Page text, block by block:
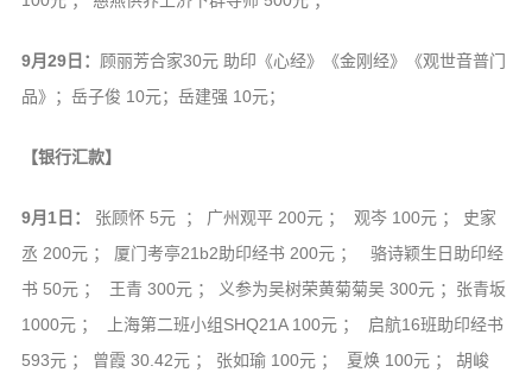
9月29日： 顾丽芳合家30元 助印《心经》《金刚经》《观世音普门
品》；岳子俊 10元；岳建强 10元；
【银行汇款】
9月1日：
张顾怀 5元 ； 广州观平 200元 ； 观岑 100元 ； 史家
丞 200元 ； 厦门考亭21b2助印经书 200元 ； 骆诗颖生日助印经
书 50元 ； 王青 300元 ； 义参为吴树荣黄菊菊吴 300元 ；张青坂
1000元 ； 上海第二班小组SHQ21A 100元 ； 启航16班助印经书
593元 ； 曾霞 30.42元 ； 张如瑜 100元 ； 夏焕 100元 ； 胡峻